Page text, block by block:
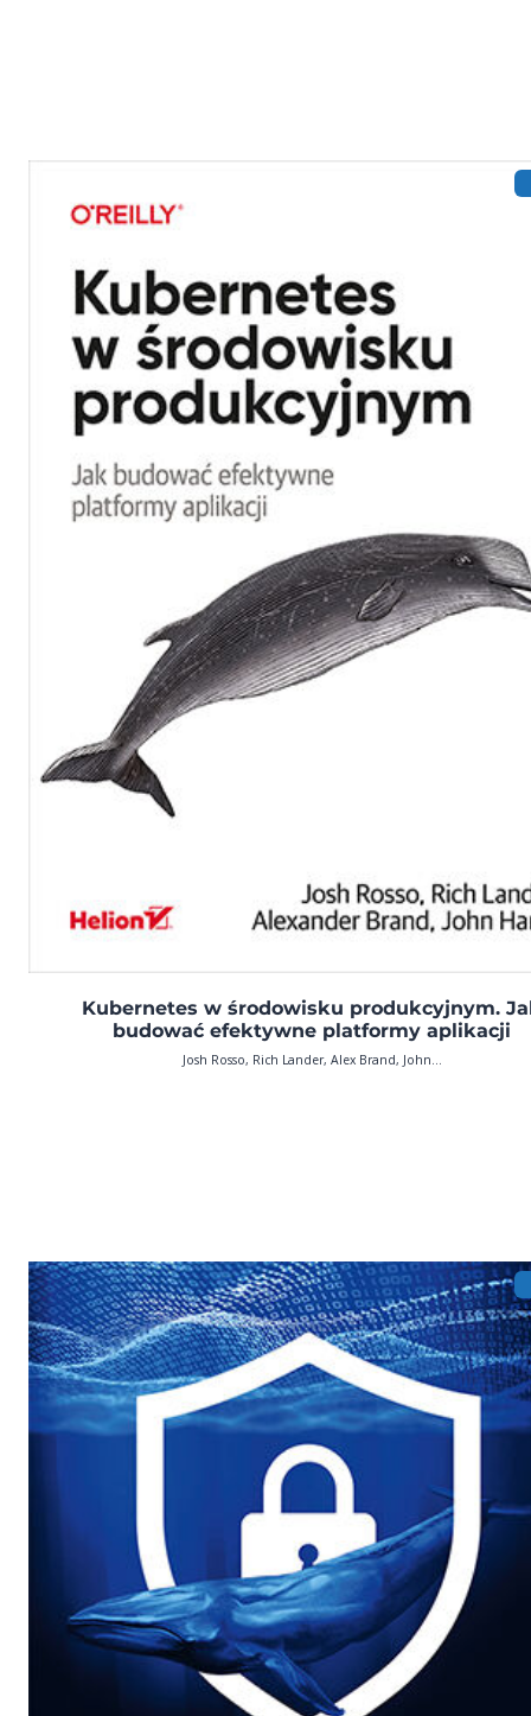
Kubernetes w środowisku produkcyjnym.
budować efektywne platformy aplikacji
Josh Rosso, Rich Lander, Alex Brand, John...